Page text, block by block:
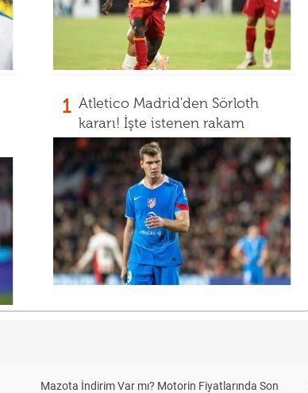
1 Atletico Madrid'den Sörloth
kararı! İşte istenen rakam
Mazota İndirim Var mı? Motorin Fiyatlarında Son